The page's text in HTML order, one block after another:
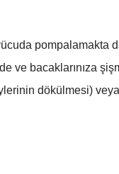
pompalamakta
ve bacaklarınıza
dökülmesi)